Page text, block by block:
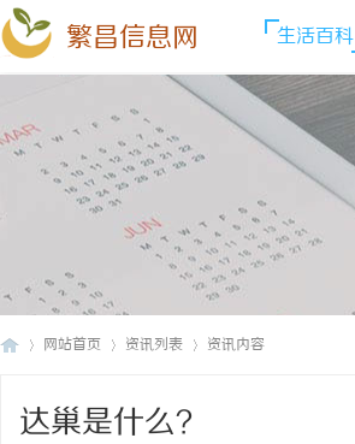
繁昌信息网 生活百科
网站首页 资讯列表 资讯内容
达巢是什么？